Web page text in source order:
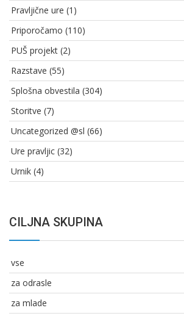
Pravljične ure (1)
Priporočamo (110)
PUŠ projekt (2)
Razstave (55)
Splošna obvestila (304)
Storitve (7)
Uncategorized @sl (66)
Ure pravljic (32)
Urnik (4)
CILJNA SKUPINA
vse
za odrasle
za mlade